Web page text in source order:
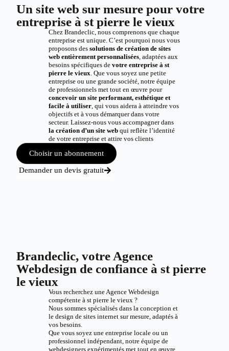
Un site web sur mesure pour votre
entreprise à st pierre le vieux
Chez Brandeclic, nous comprenons que chaque
entreprise est unique. C’est pourquoi nous vous
proposons des solutions de création de sites
web entièrement personnalisées, adaptées aux
besoins spécifiques de votre entreprise à st
pierre le vieux. Que vous soyez une petite
entreprise ou une grande société, notre équipe
de professionnels met tout en œuvre pour
concevoir un site performant, esthétique et
facile à utiliser, qui vous aidera à atteindre vos
objectifs et à vous démarquer dans votre
secteur. Laissez-nous vous accompagner dans
la création d’un site webqui reflète l’identité
de votre entreprise et attire vos clients
Choisir un abonnement
Demander un devis gratuit
Brandeclic, votre Agence
Webdesign de confiance à st pierre
le vieux
Vous recherchez une Agence Webdesign
compétente à st pierre le vieux ?
Nous sommes spécialisés dans la conception et
le design de sites internet sur mesure, adaptés à
vos besoins.
Que vous soyez une entreprise locale ou un
professionnel indépendant, notre équipe de
webdesigners expérimentés met tout en œuvre